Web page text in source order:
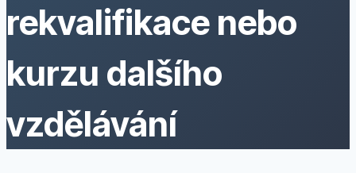
rekvalifikace nebo
kurzu dalšího
vzdělávání